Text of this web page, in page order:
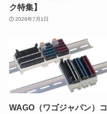
ク特集】
2026年7月1日
WAGO（ワゴジャパン）コ